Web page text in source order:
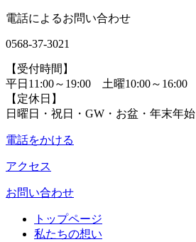
電話によるお問い合わせ
0568-37-3021
【受付時間】
平日11:00～19:00 土曜10:00～16:00
【定休日】
日曜日・祝日・GW・お盆・年末年始
電話をかける
アクセス
お問い合わせ
トップページ
私たちの想い